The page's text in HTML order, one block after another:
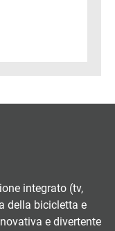
integrato (tv,
della bicicletta e
e divertente